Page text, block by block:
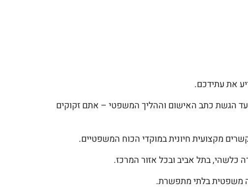
את עתידכם.
הגשת כתב האישום וההליך המשפטי – אתם זקוקים
מקצועית חיונית במוקדי הכוח המשפטיים.
בתל אביב ובכל אזור המרכז.
משפטית בלתי מתפשרת.